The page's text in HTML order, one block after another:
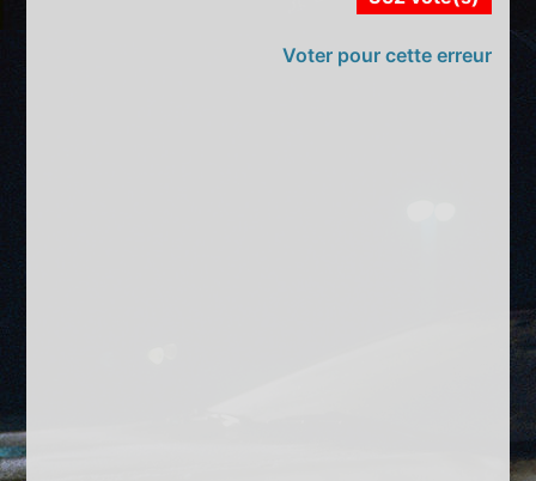
Voter pour cette erreur